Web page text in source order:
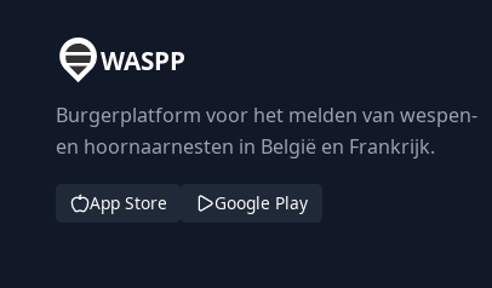
WASPP
Burgerplatform voor het melden van wespen-
en hoornaarnesten in België en Frankrijk.
App Store Google Play